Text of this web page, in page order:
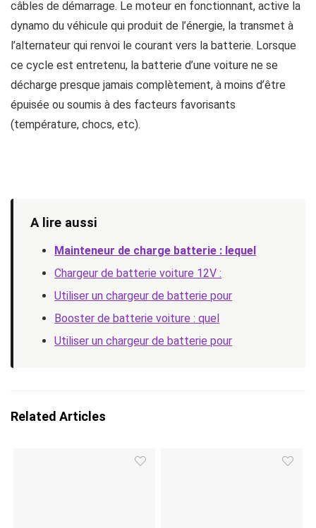
câbles de démarrage. Le moteur en fonctionnant, active la
dynamo du véhicule qui produit de l’énergie, la transmet à
l’alternateur qui renvoi le courant vers la batterie. Lorsque
ce cycle est entretenu, la batterie d’une voiture ne se
décharge presque jamais complètement, à moins d’être
épuisée ou soumis à des facteurs favorisants
(température, chocs, etc).
A lire aussi
Mainteneur de charge batterie : lequel
Chargeur de batterie voiture 12V :
Utiliser un chargeur de batterie pour
Booster de batterie voiture : quel
Utiliser un chargeur de batterie pour
Related Articles